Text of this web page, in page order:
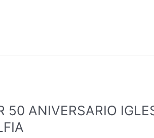
50 ANIVERSARIO